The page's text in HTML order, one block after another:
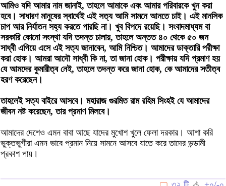
আমিও যদি আমার নাম জানাই, তাহলে আমাকে এবং আমার পরিবারকে খুন করা
হবে। সাধারণ মানুষের স্বার্থেই এই সত্য আমি সামনে আনতে চাই। এই মানসিক
চাপ আর নির্যাতন সহ্য করতে পারছি না। খুব বিপদে রয়েছি। সংবাদমাধ্যম বা
সরকারি কোনো সংস্থা যদি তদন্ত চালায়, তাহলে অন্তত ৪০ থেকে ৫০ জন
সাধ্বী এগিয়ে এসে এই সত্য জানাবেন, আমি নিশ্চিত। আমাদের ডাক্তারি পরীক্ষা
করা হোক। আমরা আদৌ সাধ্বী কি না, তা জানা হোক। পরীক্ষায় যদি প্রমাণ হয়
যে আমদের কুমারীত্ব নেই, তাহলে তদন্ত করে জানা হোক, কে আমাদের সতীত্ব
হরণ করেছেন।
তাহলেই সত্য বাইরে আসবে। মহারাজ গুরমিত রাম রহিম সিংহই যে আমাদের
জীবন নষ্ট করেছেন, তার প্রমাণ মিলবে।
আমাদের দেশেও এমন বাবা আছে যাদের মুখোশ খুলে ফেলা দরকার। আশা করি
ভুক্তভুগীরা এমন ভাবে প্রমান নিয়ে সামনে আসবে যাতে করে তাদের ভন্ডামী
প্রকাশ পায়।